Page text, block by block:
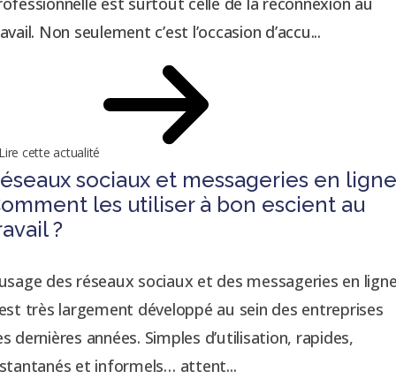
Non seulement c’est l’occasion d’accu...
cette actualité
sociaux et messageries en
les utiliser à bon escient au
?
des réseaux sociaux et des messageries en
très largement développé au sein des entreprises
dernières années. Simples d’utilisation, rapides,
et informels… attent...